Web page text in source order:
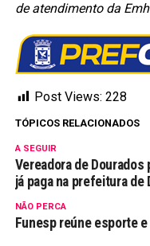
de atendimento da
Post Views: 228
TÓPICOS RELACIONADOS
A SEGUIR
Vereadora de
já paga na prefeitura de
NÃO PERCA
Funesp reúne esporte